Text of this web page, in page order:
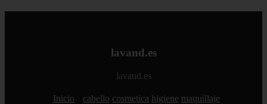
lavand.es
lavand.es
Inicio cabello cosmetica higiene maquillaje